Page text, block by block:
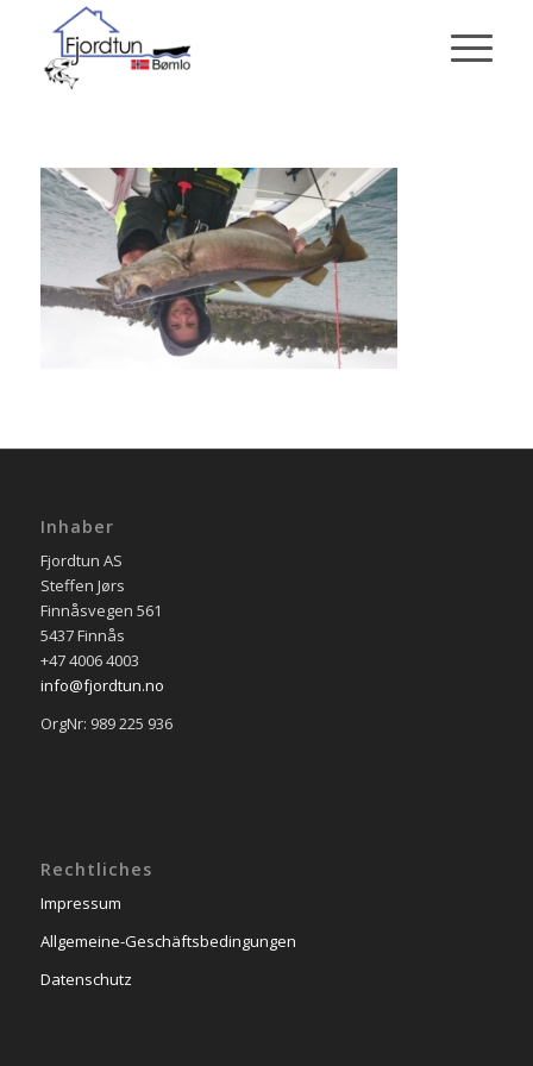
Inhaber
Fjordtun AS
Steffen Jørs
Finnåsvegen 561
5437 Finnås
+47 4006 4003
info@fjordtun.no
OrgNr: 989 225 936
Rechtliches
Impressum
Allgemeine-Geschäftsbedingungen
Datenschutz